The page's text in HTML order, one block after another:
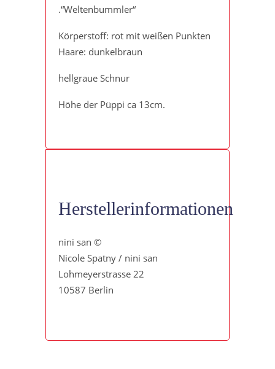
.“Weltenbummler“
Körperstoff: rot mit weißen Punkten
Haare: dunkelbraun
hellgraue Schnur
Höhe der Püppi ca 13cm.
Herstellerinformationen
nini san ©
Nicole Spatny / nini san
Lohmeyerstrasse 22
10587 Berlin